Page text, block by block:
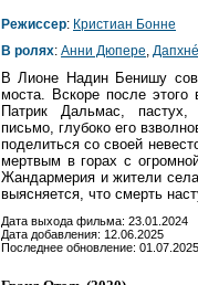
Режиссер: Кристиан Бонне
В ролях: Анни Дюпере,
В Лионе Надин Бенишу
моста. Вскоре после этого
Патрик Дальмас,
письмо, глубоко его
поделиться со своей
мертвым в горах с
Жандармерия и жители
выясняется, что смерть
Дата выхода фильма: 23.01.2024
Дата добавления: 12.06.2025
Последнее обновление: 01.07.2025